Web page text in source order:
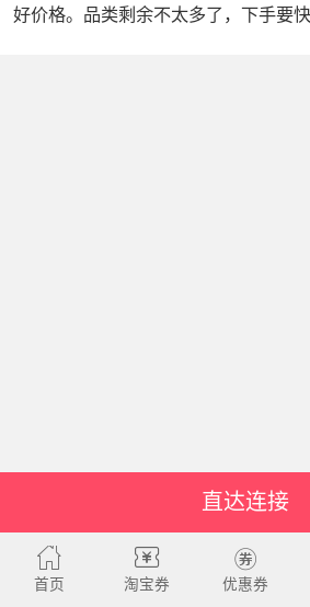
好价格。品类剩余不太多了，下手要快
直达连接
首页 淘宝券 优惠券